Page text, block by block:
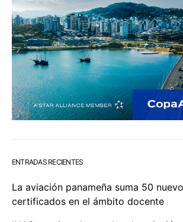
ENTRADAS RECIENTES
La aviación panameña suma 50
certificados en el ámbito docente